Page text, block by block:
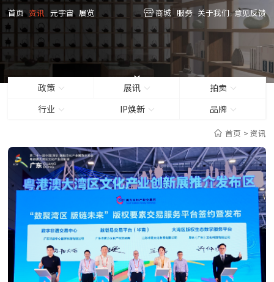
首页 资讯 元宇宙 展览 商城 服务 关于我们 意见反馈
政策 展讯
拍卖
行业
IP焕新 品牌
首页 > 资讯